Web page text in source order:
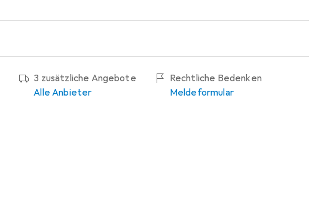
3 zusätzliche Angebote
Alle Anbieter
Rechtliche Bedenken
Meldeformular